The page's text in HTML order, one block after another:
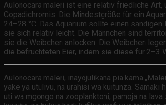
Aulonocara maleri ist eine relativ friedliche
Copadichromis. Die Mindestgröße für ein
24–28 °C. Das Aquarium sollte einen
sie sich relativ leicht. Die Männchen sind
sie die Weibchen anlocken. Die Weibchen
die befruchteten Eier, indem sie diese für 2–3
Aulonocara maleri, inayojulikana pia kama
yake ya utulivu, na urahisi wa kuitunza. Samaki
uti wa mgongo na zooplanktoni, pamoja na